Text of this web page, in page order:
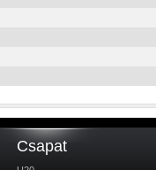
Csapat